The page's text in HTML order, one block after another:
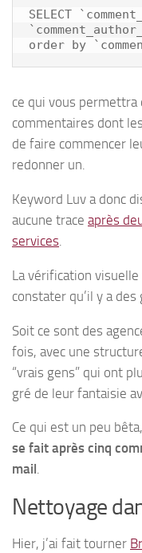
SELECT
order by
ce qui vous permettra
commentaires dont
de faire commencer
redonner un.
Keyword Luv a donc
aucune trace après
services.
La vérification
constater qu’il y a
Soit ce sont des
fois, avec une
“vrais gens” qui ont
gré de leur fantaisie
Ce qui est un peu bêta,
se fait après cinq
mail.
Nettoyage
Hier, j’ai fait tourner